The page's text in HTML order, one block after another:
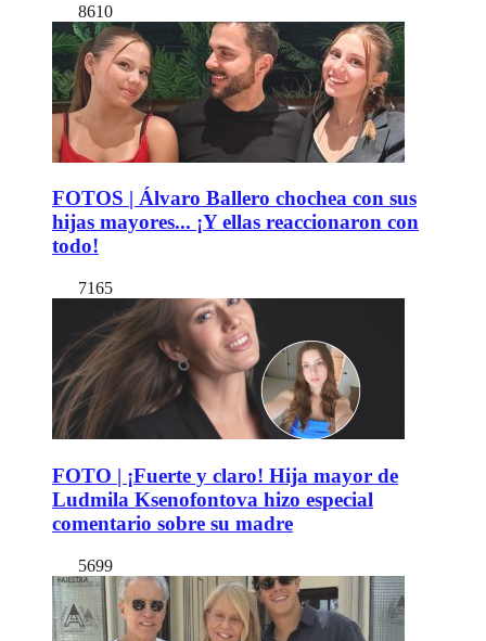
8610
FOTOS | Álvaro Ballero chochea con sus
hijas mayores... ¡Y ellas reaccionaron con
todo!
7165
FOTO | ¡Fuerte y claro! Hija mayor de
Ludmila Ksenofontova hizo especial
comentario sobre su madre
5699